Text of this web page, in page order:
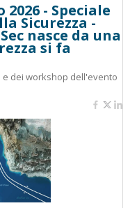
- Speciale
Sicurezza -
nasce da una
si fa
dei workshop dell'evento